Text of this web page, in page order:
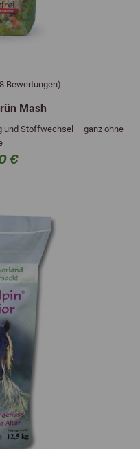
Bewertungen)
Mash
und Stoffwechsel – ganz ohne
€